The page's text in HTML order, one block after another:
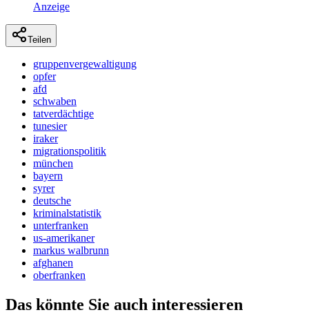
Anzeige
Teilen
gruppenvergewaltigung
opfer
afd
schwaben
tatverdächtige
tunesier
iraker
migrationspolitik
münchen
bayern
syrer
deutsche
kriminalstatistik
unterfranken
us-amerikaner
markus walbrunn
afghanen
oberfranken
Das könnte Sie auch interessieren